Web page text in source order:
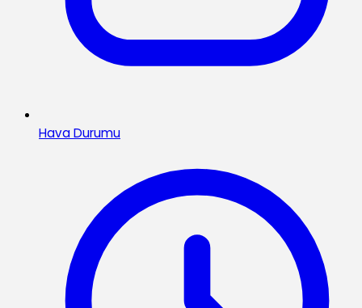
Hava Durumu